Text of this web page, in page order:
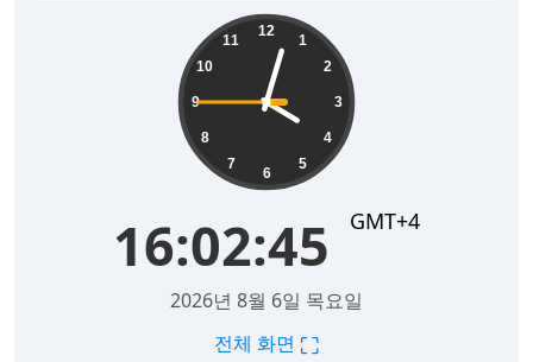
12
1
2
3
4
5
6
7
8
9
10
11
16:02:45 GMT+4
2026년 8월 6일 목요일
전체 화면 ⛶